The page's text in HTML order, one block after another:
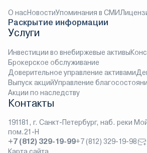
О насНовостиУпоминания в СМИ
Раскрытие информации
Услуги
Инвестиции во внебиржевые активы
Брокерское обслуживание
Доверительное управление активами
Выпуск акцийУправление
Акции по наследству
Контакты
191181, г. Санкт-Петербург, наб. реки
пом.21-Н
+7 (812) 329-19-99+7 (812) 329-19-98